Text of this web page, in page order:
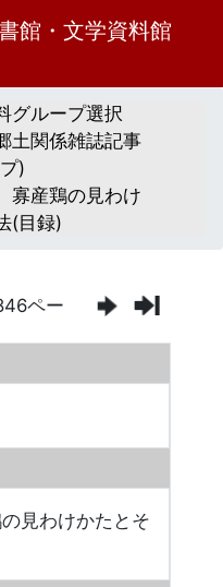
館・文学資料館
グループ選択
土関係雑誌記事
)
産鶏の見わけ
(目録)
ペー
見わけかたとそ